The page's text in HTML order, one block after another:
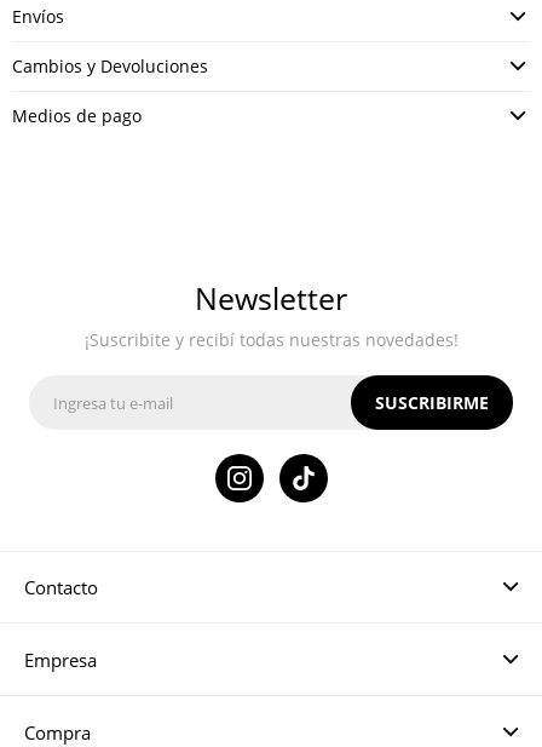
Envíos
Cambios y Devoluciones
Medios de pago
Contacto
Empresa
Compra
Newsletter
¡Suscribite y recibí todas nuestras novedades!
SUSCRIBIRME
